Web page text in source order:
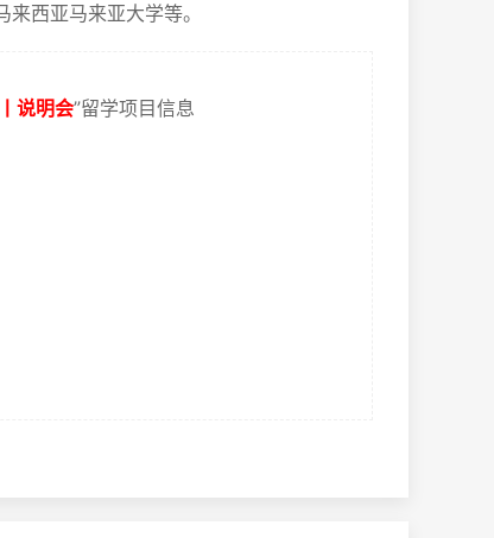
西亚马来亚大学等。‌
说明会”留学项目信息